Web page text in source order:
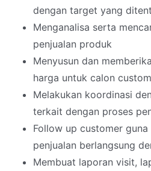
dengan target yang
Menganalisa serta
penjualan produk
Menyusun dan
harga untuk calon
Melakukan koordinasi
terkait dengan proses
Follow up customer
penjualan berlangsung
Membuat laporan visit,